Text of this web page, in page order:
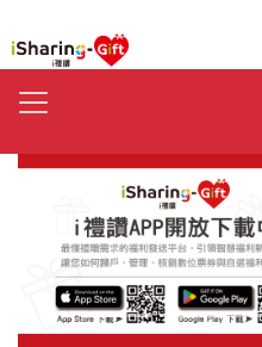
Previous